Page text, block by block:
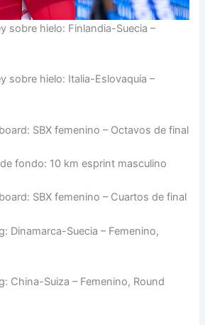
sobre hielo: Finlandia-Suecia –
sobre hielo: Italia-Eslovaquia –
SBX femenino – Octavos de final
fondo: 10 km esprint masculino
SBX femenino – Cuartos de final
Dinamarca-Suecia – Femenino,
China-Suiza – Femenino, Round